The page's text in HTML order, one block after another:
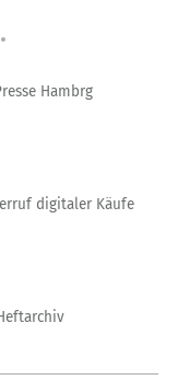
Hambrg
digitaler Käufe